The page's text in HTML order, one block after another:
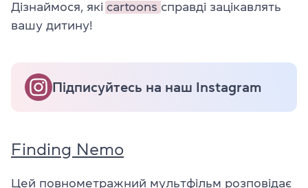
Дізнаймося, які cartoons справді зацікавлять
вашу дитину!
Підписуйтесь на наш Instagram
Finding Nemo
Цей повнометражний мультфільм розповідає